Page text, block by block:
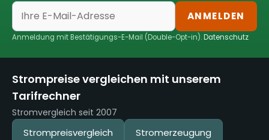
ANMELDEN
Anmeldung mit Bestätigungs-E-Mail (Double-Opt-in).Datenschutz
Strompreise vergleichen mit unserem
Tarifrechner
Stromvergleich seit 2007
Strompreisvergleich Stromerzeugung